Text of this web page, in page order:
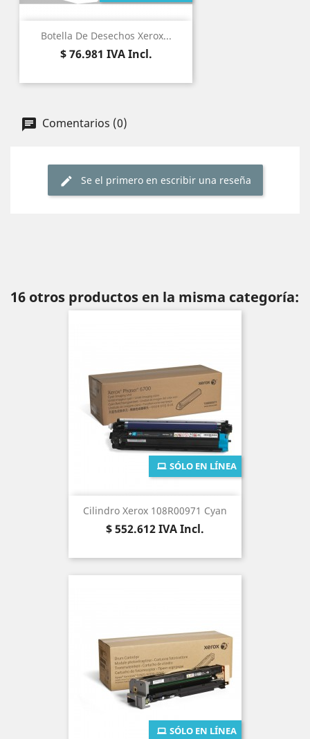
Botella De Desechos Xerox...
Precio
$ 76.981 IVA Incl.
Comentarios (0)
Se el primero en escribir una reseña
16 otros productos en la misma categoría:
Cilindro Xerox 108R00971 Cyan
Precio
$ 552.612IVA Incl.
SÓLO EN LÍNEA
SÓLO EN LÍNEA